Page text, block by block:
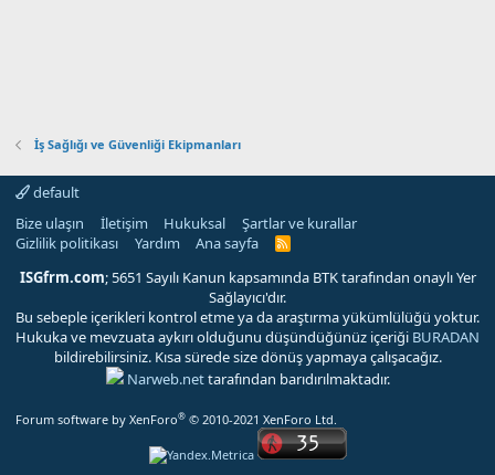
İş Sağlığı ve Güvenliği Ekipmanları
default
Bize ulaşın
İletişim Hukuksal
Şartlar ve kurallar
Gizlilik politikası
Yardım Ana sayfa
R
S
ISGfrm.com; 5651 Sayılı Kanun kapsamında BTK tarafından onaylı Yer
Sağlayıcı'dır.
Bu sebeple içerikleri kontrol etme ya da araştırma yükümlülüğü yoktur.
Hukuka ve mevzuata aykırı olduğunu düşündüğünüz içeriği BURADAN
bildirebilirsiniz. Kısa sürede size dönüş yapmaya çalışacağız.
Narweb.nettarafından barıdırılmaktadır.
Forum software by XenForo® © 2010-2021 XenForo Ltd.